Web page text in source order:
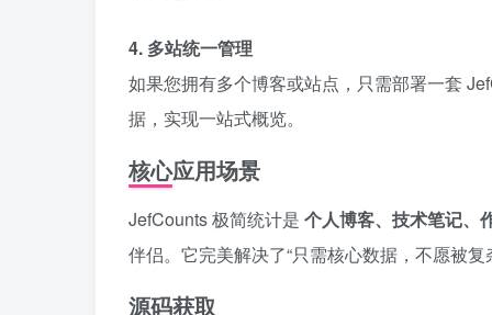
4. 多站统一管理
如果您拥有多个博客或站点，只需部署一套
据，实现一站式概览。
核心应用场景
JefCounts 极简统计是 个人博客、技术笔记、
伴侣。它完美解决了“只需核心数据，不愿被
源码获取